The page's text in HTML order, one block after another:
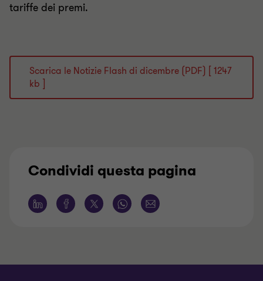
tariffe dei premi.
Scarica le Notizie Flash di dicembre (PDF) [ 1247
kb ]
Condividi questa pagina